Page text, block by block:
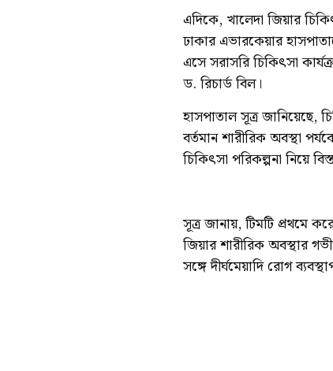
এদিকে, খালেদা জিয়ার
ঢাকার এভারকেয়ার
এসে সরাসরি চিকিৎসা
ড. রিচার্ড বিল।
হাসপাতাল সূত্র জানিয়েছে,
বর্তমান শারীরিক অবস্থা
চিকিৎসা পরিকল্পনা নিয়ে
সূত্র জানায়, টিমটি প্রথমে
জিয়ার শারীরিক অবস্থার
সঙ্গে দীর্ঘমেয়াদি রোগ